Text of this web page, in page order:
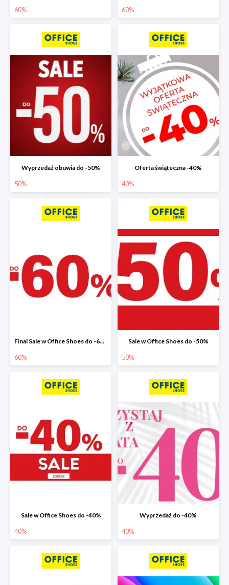
60% 60%
Wyprzedaż obuwia do -50%
50%
Oferta świąteczna -40%
40%
Final Sale w Office Shoes do -60%
60%
Sale w Office Shoes do -50%
50%
Sale w Office Shoes do -40%
40%
Wyprzedaż do -40%
40%